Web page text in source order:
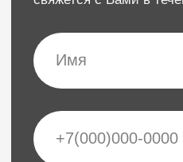
Эвопроф
Центр дистрибьюции для косметологов
Институт эстетической косметологии